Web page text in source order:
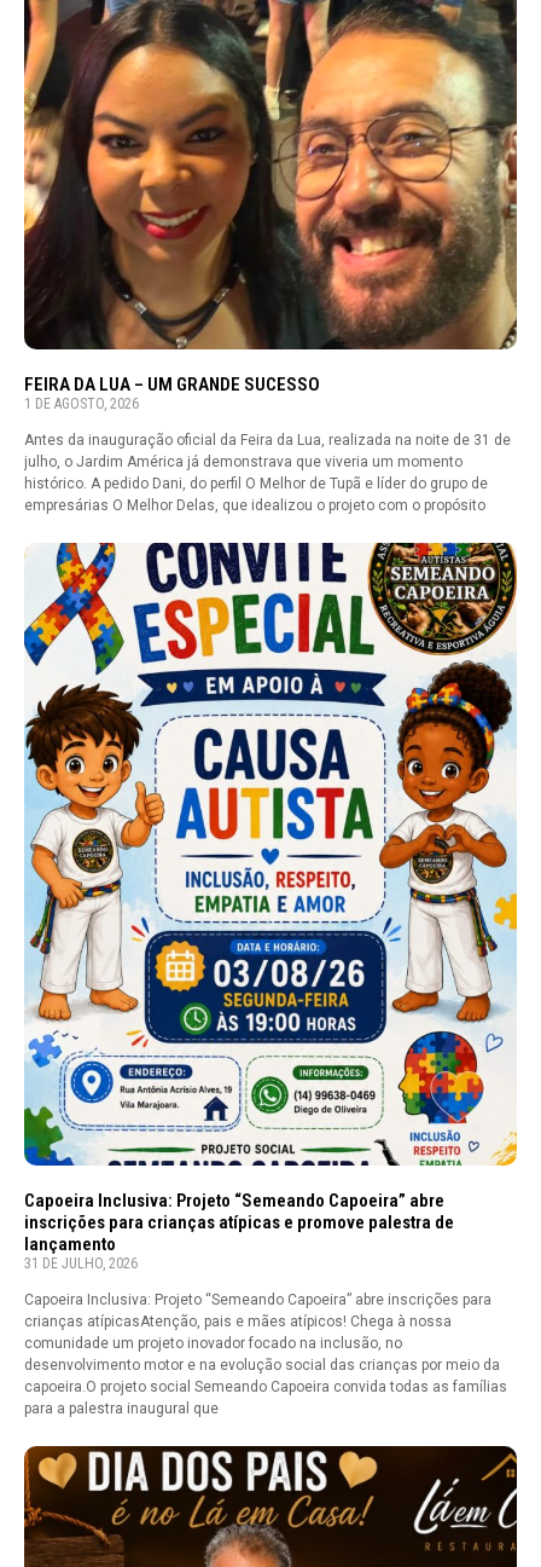
FEIRA DA LUA – UM GRANDE SUCESSO
1 DE AGOSTO, 2026
Antes da inauguração oficial da Feira da Lua, realizada na noite de 31 de
julho, o Jardim América já demonstrava que viveria um momento
histórico. A pedido Dani, do perfil O Melhor de Tupã e líder do grupo de
empresárias O Melhor Delas, que idealizou o projeto com o propósito
Capoeira Inclusiva: Projeto “Semeando Capoeira” abre
inscrições para crianças atípicas e promove palestra de
lançamento
31 DE JULHO, 2026
Capoeira Inclusiva: Projeto “Semeando Capoeira” abre inscrições para
crianças atípicasAtenção, pais e mães atípicos! Chega à nossa
comunidade um projeto inovador focado na inclusão, no
desenvolvimento motor e na evolução social das crianças por meio da
capoeira.O projeto social Semeando Capoeira convida todas as famílias
para a palestra inaugural que